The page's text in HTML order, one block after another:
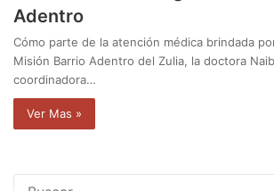
Adentro
Cómo parte de la atención médica brindada
Misión Barrio Adentro del Zulia, la doctora
coordinadora…
Ver Mas »